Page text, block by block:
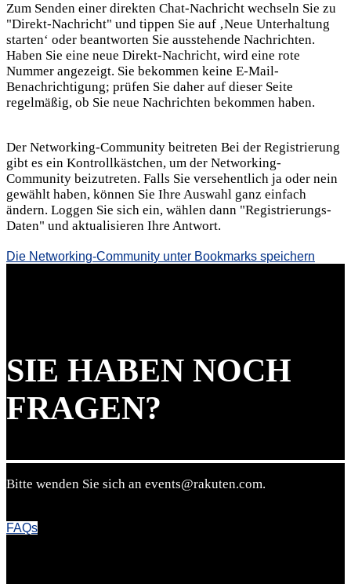
Zum Senden einer direkten Chat-Nachricht wechseln Sie zu
"Direkt-Nachricht" und tippen Sie auf ‚Neue Unterhaltung
starten‘ oder beantworten Sie ausstehende Nachrichten.
Haben Sie eine neue Direkt-Nachricht, wird eine rote
Nummer angezeigt. Sie bekommen keine E-Mail-
Benachrichtigung; prüfen Sie daher auf dieser Seite
regelmäßig, ob Sie neue Nachrichten bekommen haben.
Der Networking-Community beitreten Bei der Registrierung
gibt es ein Kontrollkästchen, um der Networking-
Community beizutreten. Falls Sie versehentlich ja oder nein
gewählt haben, können Sie Ihre Auswahl ganz einfach
ändern. Loggen Sie sich ein, wählen dann "Registrierungs-
Daten" und aktualisieren Ihre Antwort.
Die Networking-Community unter Bookmarks speichern
SIE HABEN NOCH
FRAGEN?
Bitte wenden Sie sich an events@rakuten.com.
FAQs